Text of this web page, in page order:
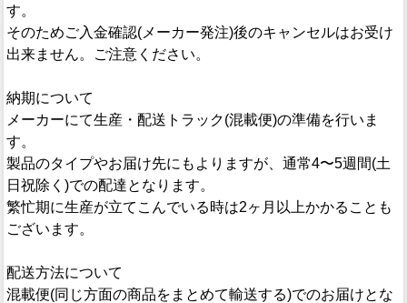
す。
そのためご入金確認(メーカー発注)後のキャンセルはお受け
出来ません。ご注意ください。
納期について
メーカーにて生産・配送トラック(混載便)の準備を行いま
す。
製品のタイプやお届け先にもよりますが、通常4〜5週間(土
日祝除く)での配達となります。
繁忙期に生産が立てこんでいる時は2ヶ月以上かかることも
ございます。
配送方法について
混載便(同じ方面の商品をまとめて輸送する)でのお届けとな